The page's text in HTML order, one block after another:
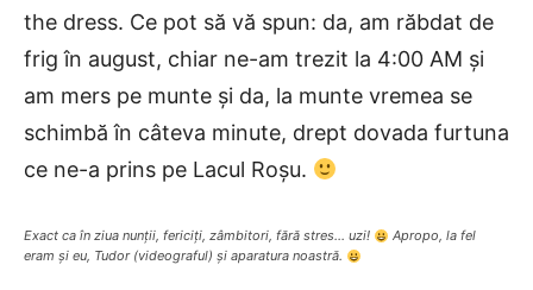
the dress. Ce pot să vă spun: da, am răbdat de
frig în august, chiar ne-am trezit la 4:00 AM și
am mers pe munte și da, la munte vremea se
schimbă în câteva minute, drept dovada furtuna
ce ne-a prins pe Lacul Roșu.
Exact ca în ziua nunții, fericiți, zâmbitori, fără stres… uzi!
Apropo, la fel
eram și eu, Tudor (videograful) și aparatura noastră.